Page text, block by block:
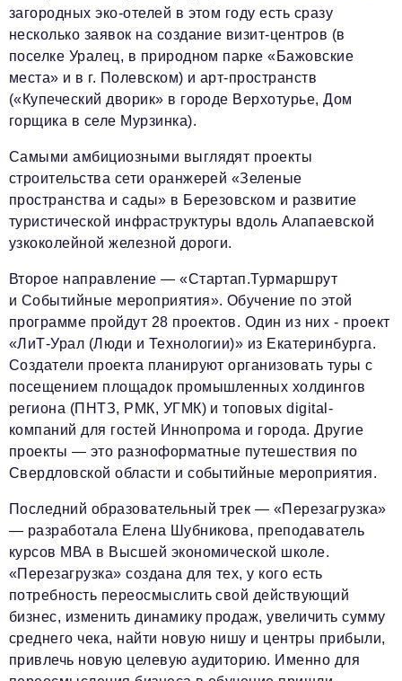
загородных эко-отелей в этом году есть сразу
несколько заявок на создание визит-центров (в
поселке Уралец, в природном парке «Бажовские
места» и в г. Полевском) и арт-пространств
(«Купеческий дворик» в городе Верхотурье, Дом
горщика в селе Мурзинка).
Самыми амбициозными выглядят проекты
строительства сети оранжерей «Зеленые
пространства и сады» в Березовском и развитие
туристической инфраструктуры вдоль Алапаевской
узкоколейной железной дороги.
Второе направление — «Стартап.Турмаршрут
и Cобытийные мероприятия». Обучение по этой
программе пройдут 28 проектов. Один из них - проект
«ЛиТ-Урал (Люди и Технологии)» из Екатеринбурга.
Создатели проекта планируют организовать туры с
посещением площадок промышленных холдингов
региона (ПНТЗ, РМК, УГМК) и топовых digital-
компаний для гостей Иннопрома и города. Другие
проекты — это разноформатные путешествия по
Свердловской области и событийные мероприятия.
Последний образовательный трек — «Перезагрузка»
— разработала Елена Шубникова, преподаватель
курсов МВА в Высшей экономической школе.
«Перезагрузка» создана для тех, у кого есть
потребность переосмыслить свой действующий
бизнес, изменить динамику продаж, увеличить сумму
среднего чека, найти новую нишу и центры прибыли,
привлечь новую целевую аудиторию. Именно для